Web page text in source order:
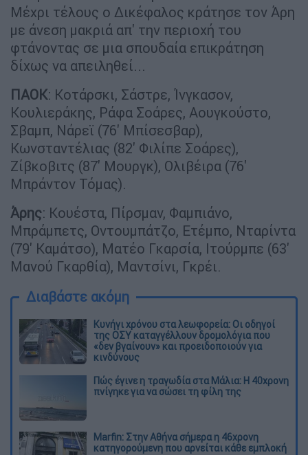
Μέχρι τέλους ο Δικέφαλος κράτησε τον Άρη
με άνεση μακριά απ' την περιοχή του
φτάνοντας σε μια σπουδαία επικράτηση
δίχως να απειληθεί...
ΠΑΟΚ: Κοτάρσκι, Σάστρε, Ίνγκασον,
Κουλιεράκης, Ράφα Σοάρες, Αουγκούστο,
Σβαμπ, Νάρεϊ (76' Μπίσεσβαρ),
Κωνσταντέλιας (82' Φιλίπε Σοάρες),
Ζίβκοβιτς (87' Mουργκ), Ολιβέιρα (76'
Μπράντον Τόμας).
Άρης: Κουέστα, Πίρσμαν, Φαμπιάνο,
Μπράμπετς, Οντουμπάτζο, Ετέμπο, Νταρίντα
(79' Καμάτσο), Ματέο Γκαρσία, Ιτούρμπε (63'
Mανού Γκαρθία), Μαντσίνι, Γκρέι.
Διαβάστε ακόμη
Κυνήγι χρόνου στα λεωφορεία: Οι οδηγοί
της ΟΣΥ καταγγέλλουν δρομολόγια που
«δεν βγαίνουν» και προειδοποιούν για
κινδύνους
Πώς έγινε η τραγωδία στα Μάλια: Η 40χρονη
πνίγηκε για να σώσει τη φίλη της
Marfin: Στην Αθήνα σήμερα η 46χρονη
κατηγορούμενη που αρνείται κάθε εμπλοκή